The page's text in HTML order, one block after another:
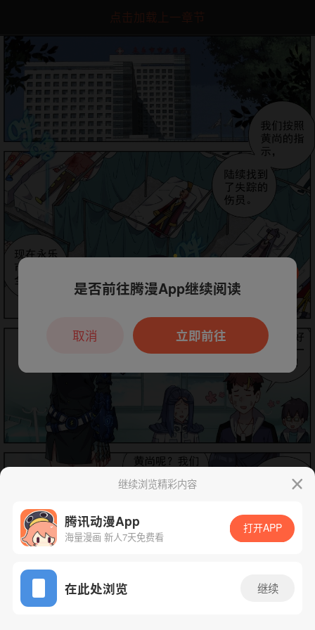
点击加载上一章节
App免费看
下一话
继续浏览精彩内容
腾讯动漫App
海量漫画 新人7天免费看
打开APP
在此处浏览 继续
本章节仅支持App阅读，可打开App新用
户7天免费看
是否前往腾漫App继续阅读
立即前往
取消